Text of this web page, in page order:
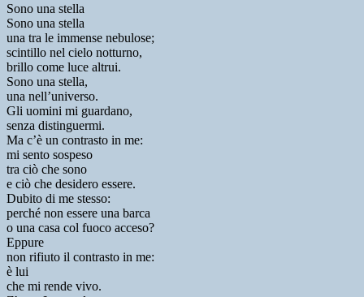
Sono una stella
Sono una stella
una tra le immense nebulose;
scintillo nel cielo notturno,
brillo come luce altrui.
Sono una stella,
una nell’universo.
Gli uomini mi guardano,
senza distinguermi.
Ma c’è un contrasto in me:
mi sento sospeso
tra ciò che sono
e ciò che desidero essere.
Dubito di me stesso:
perché non essere una barca
o una casa col fuoco acceso?
Eppure
non rifiuto il contrasto in me:
è lui
che mi rende vivo.